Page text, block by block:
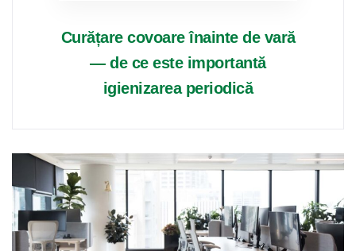
Curățare covoare înainte de vară
— de ce este importantă
igienizarea periodică